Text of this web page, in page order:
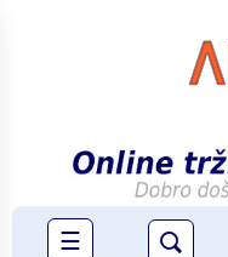
☰